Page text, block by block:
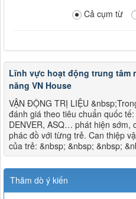
Cả cụm từ
Lĩnh vực hoạt động trung
năng VN House
VẬN ĐỘNG TRỊ LIỆU
đánh giá theo tiêu chuẩn quốc
DENVER, ASQ… phát hiện sớm,
phác đồ với từng trẻ. Can thiệp
của trẻ: &nbsp; &nbsp; &nbsp;
Thăm dò ý kiến